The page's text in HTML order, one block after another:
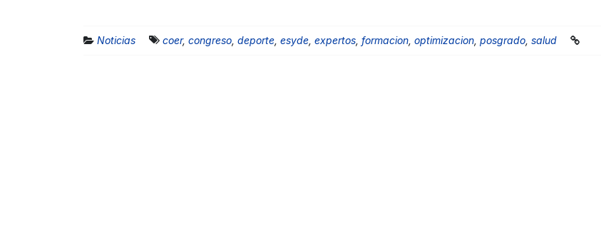
Noticias coer, congreso deporte esyde expertos formacion optimizacion posgrado salud